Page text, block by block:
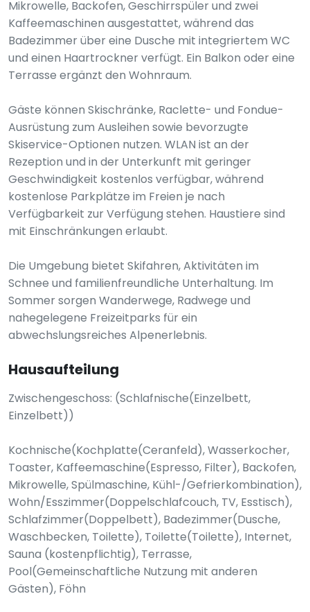
Mikrowelle, Backofen, Geschirrspüler und zwei
Kaffeemaschinen ausgestattet, während das
Badezimmer über eine Dusche mit integriertem WC
und einen Haartrockner verfügt. Ein Balkon oder eine
Terrasse ergänzt den Wohnraum.
Gäste können Skischränke, Raclette- und Fondue-
Ausrüstung zum Ausleihen sowie bevorzugte
Skiservice-Optionen nutzen. WLAN ist an der
Rezeption und in der Unterkunft mit geringer
Geschwindigkeit kostenlos verfügbar, während
kostenlose Parkplätze im Freien je nach
Verfügbarkeit zur Verfügung stehen. Haustiere sind
mit Einschränkungen erlaubt.
Die Umgebung bietet Skifahren, Aktivitäten im
Schnee und familienfreundliche Unterhaltung. Im
Sommer sorgen Wanderwege, Radwege und
nahegelegene Freizeitparks für ein
abwechslungsreiches Alpenerlebnis.
Hausaufteilung
Zwischengeschoss: (Schlafnische(Einzelbett,
Einzelbett))
Kochnische(Kochplatte(Ceranfeld), Wasserkocher,
Toaster, Kaffeemaschine(Espresso, Filter), Backofen,
Mikrowelle, Spülmaschine, Kühl-/Gefrierkombination),
Wohn/Esszimmer(Doppelschlafcouch, TV, Esstisch),
Schlafzimmer(Doppelbett), Badezimmer(Dusche,
Waschbecken, Toilette), Toilette(Toilette), Internet,
Sauna (kostenpflichtig), Terrasse,
Pool(Gemeinschaftliche Nutzung mit anderen
Gästen), Föhn